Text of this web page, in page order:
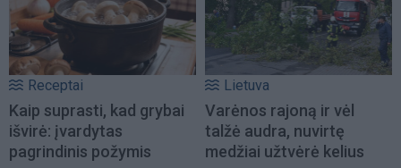
Receptai
Kaip suprasti, kad grybai
išvirė: įvardytas
pagrindinis požymis
Lietuva
Varėnos rajoną ir vėl
talžė audra, nuvirtę
medžiai užtvėrė kelius